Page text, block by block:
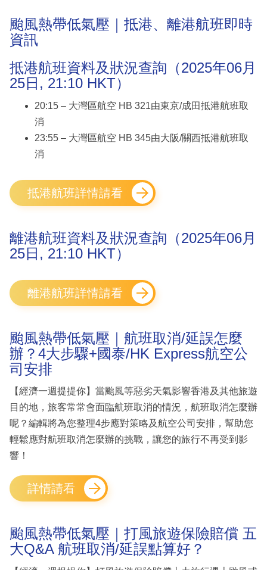
颱風熱帶低氣壓｜抵港、離港航班即時
資訊
抵港航班資料及狀況查詢（2025年06月
25日, 21:10 HKT）
20:15 – 大灣區航空 HB 321由東京/成田抵港航班取
消
23:55 – 大灣區航空 HB 345由大阪/關西抵港航班取
消
抵港航班詳情請看
離港航班資料及狀況查詢（2025年06月
25日, 21:10 HKT）
離港航班詳情請看
颱風熱帶低氣壓｜航班取消/延誤怎麼
辦？4大步驟+國泰/HK Express航空公
司安排
【經濟一週提提你】當颱風等惡劣天氣影響香港及其他旅遊
目的地，旅客常常會面臨航班取消的情況，航班取消怎麼辦
呢？編輯將為您整理4步應對策略及航空公司安排，幫助您
輕鬆應對航班取消怎麼辦的挑戰，讓您的旅行不再受到影
響！
詳情請看
颱風熱帶低氣壓｜打風旅遊保險賠償 五
大Q&A 航班取消/延誤點算好？